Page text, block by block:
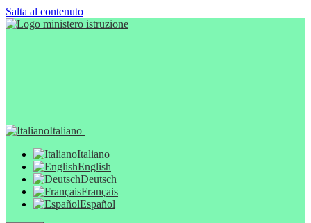
Salta al contenuto
Italiano
Italiano
English
Deutsch
Français
Español